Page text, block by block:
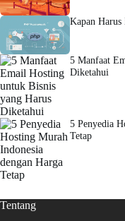
Kapan Harus
5 Manfaat
Diketahui
5 Penyedia
Tetap
Tentang